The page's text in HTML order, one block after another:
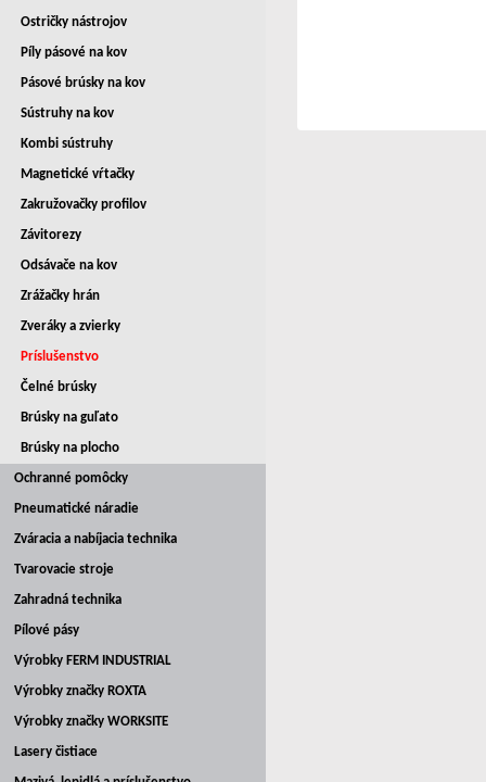
Ostričky nástrojov
Píly pásové na kov
Pásové brúsky na kov
Sústruhy na kov
Kombi sústruhy
Magnetické vŕtačky
Zakružovačky profilov
Závitorezy
Odsávače na kov
Zrážačky hrán
Zveráky a zvierky
Príslušenstvo
Čelné brúsky
Brúsky na guľato
Brúsky na plocho
Ochranné pomôcky
Pneumatické náradie
Zváracia a nabíjacia technika
Tvarovacie stroje
Zahradná technika
Pílové pásy
Výrobky FERM INDUSTRIAL
Výrobky značky ROXTA
Výrobky značky WORKSITE
Lasery čistiace